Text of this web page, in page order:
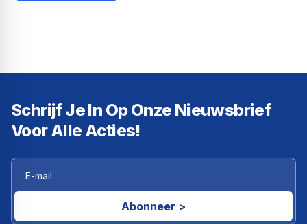
Schrijf Je In Op Onze Nieuwsbrief
Voor Alle Acties!
Abonneer >